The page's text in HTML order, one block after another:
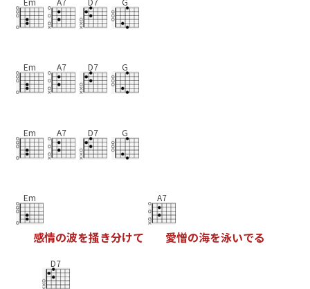
Em A7 D7 G
Em A7 D7 G
Em
感情の波を掻き分けて
A7
愛憎の海を泳いでる
D7